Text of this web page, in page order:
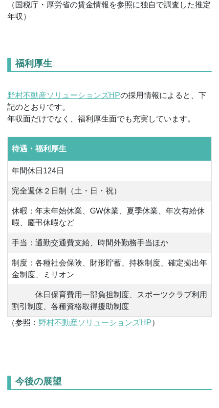
（国税庁・厚労省の賃金情報を参照に独自で調査した推定
年収）
福利厚生
野村不動産ソリューションズHPの採用情報によると、下
記のとおりです。
年収面だけでなく、福利厚生面でも充実しています。
待遇・福利厚生
年間休日124日
完全週休２日制（土・日・祝）
休暇：年末年始休業、GW休業、夏季休業、年次有給休
暇、慶弔休暇など
手当：通勤交通費支給、時間外勤務手当ほか
制度：各種社会保険、財形貯蓄、持株制度、確定拠出年
金制度、ミリオン
休日保育費用一部負担制度、スポーツクラブ利用
割引制度、各種資格取得援助制度
（参照： 野村不動産ソリューションズHP）
今後の展望